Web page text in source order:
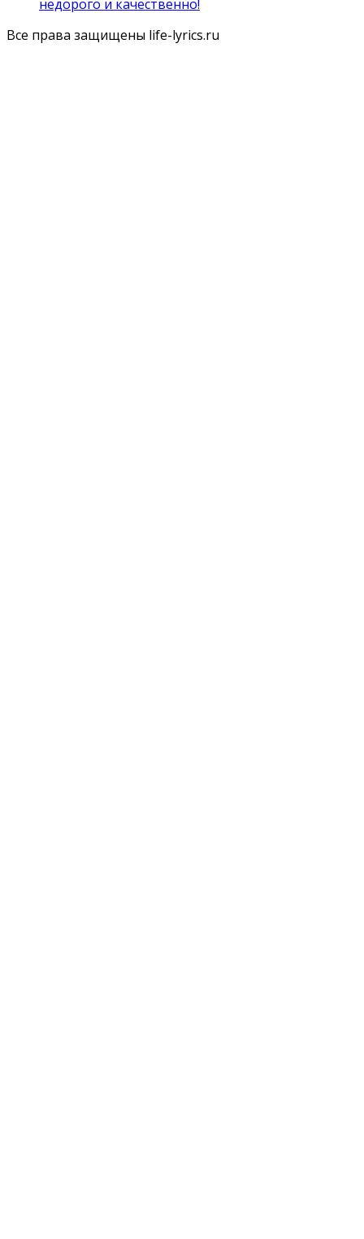
недорого и качественно!
Все права защищены life-lyrics.ru